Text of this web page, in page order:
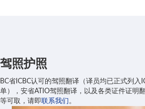
驾照护照
BC省ICBC认可的驾照翻译（译员均已正式列入
单），安省ATIO驾照翻译，以及各类证件证明
等可取，请即联系我们 。